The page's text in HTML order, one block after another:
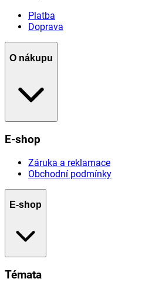
Platba
Doprava
O nákupu
E-shop
Záruka a reklamace
Obchodní podmínky
E-shop
Témata